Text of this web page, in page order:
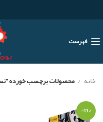
فهرست
خانه محصولات برچسب خورده
-11%